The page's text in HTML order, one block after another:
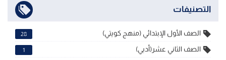
التصنيفات
الصف الأول الإبتدائي (منهج كويتي) 28
الصف الثاني عشر(أدبي) 1